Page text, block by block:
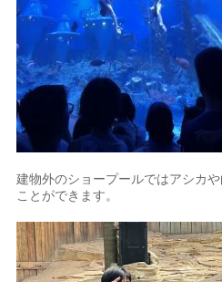
建物外のショープールではアシカ
ことができます。